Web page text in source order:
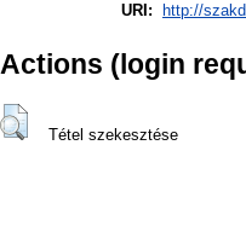
URI:
http://
Actions (login
Tétel szekesztése